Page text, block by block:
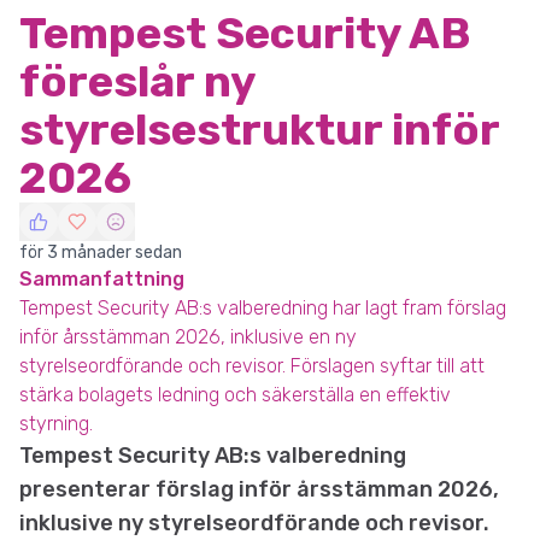
Tempest Security AB
föreslår ny
styrelsestruktur inför
2026
för 3 månader sedan
Sammanfattning
Tempest Security AB:s valberedning har lagt fram förslag
inför årsstämman 2026, inklusive en ny
styrelseordförande och revisor. Förslagen syftar till att
stärka bolagets ledning och säkerställa en effektiv
styrning.
Tempest Security AB:s valberedning
presenterar förslag inför årsstämman 2026,
inklusive ny styrelseordförande och revisor.